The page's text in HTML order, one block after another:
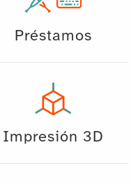
Préstamos
Impresión 3D